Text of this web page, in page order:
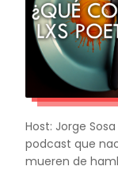
Host: Jorge
podcast que
mueren de